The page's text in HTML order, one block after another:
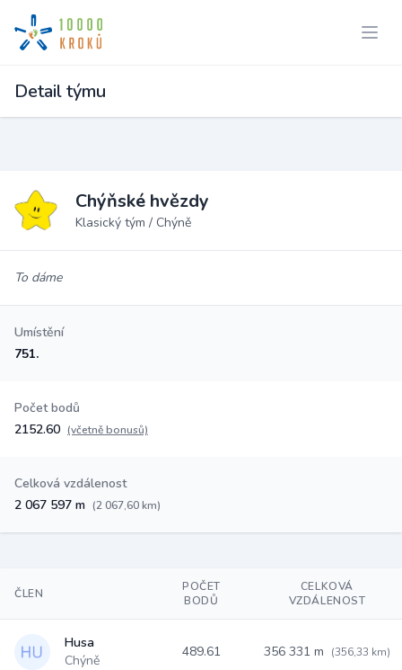
Detail týmu
Chýňské hvězdy
Klasický tým / Chýně
To dáme
Umístění
751.
Počet bodů
2152.60 (včetně bonusů)
Celková vzdálenost
2 067 597 m (2 067,60 km)
ČLEN
POČET
BODŮ
CELKOVÁ
VZDÁLENOST
Husa
Chýně
489.61 356 331 m (356,33 km)